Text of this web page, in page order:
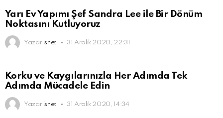
Yarı Ev Yapımı Şef Sandra Lee ile Bir Dönüm
Noktasını Kutluyoruz
Yazar isnet 31 Aralık 2020, 22:31
Korku ve Kaygılarınızla Her Adımda Tek
Adımda Mücadele Edin
Yazar isnet 31 Aralık 2020, 14:34